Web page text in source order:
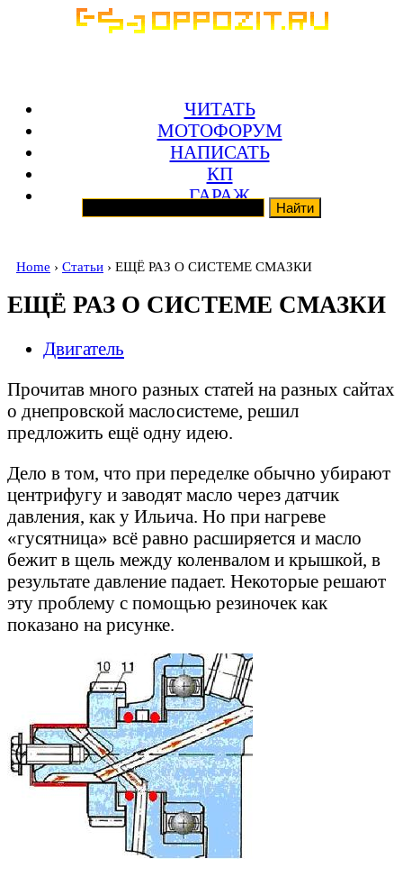
ЧИТАТЬ
МОТОФОРУМ
НАПИСАТЬ
КП
ГАРАЖ
Home › Статьи › ЕЩЁ РАЗ О СИСТЕМЕ СМАЗКИ
ЕЩЁ РАЗ О СИСТЕМЕ СМАЗКИ
Двигатель
Прочитав много разных статей на разных сайтах
о днепровской маслосистеме, решил
предложить ещё одну идею.
Дело в том, что при переделке обычно убирают
центрифугу и заводят масло через датчик
давления, как у Ильича. Но при нагреве
«гусятница» всё равно расширяется и масло
бежит в щель между коленвалом и крышкой, в
результате давление падает. Некоторые решают
эту проблему с помощью резиночек как
показано на рисунке.